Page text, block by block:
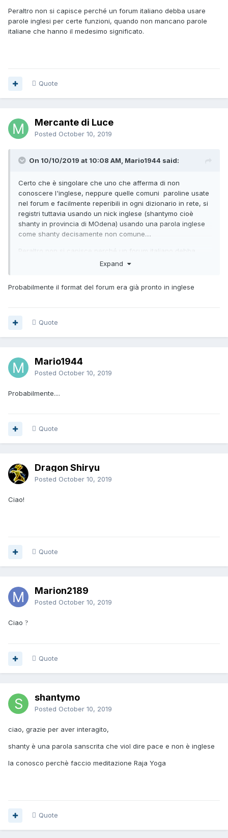
Peraltro non si capisce perché un forum italiano debba usare
parole inglesi per certe funzioni, quando non mancano parole
italiane che hanno il medesimo significato.
Quote
Mercante di Luce
Posted October 10, 2019
On 10/10/2019 at 10:08 AM, Mario1944 said:
Certo che è singolare che uno che afferma di non
conoscere l'inglese, neppure quelle comuni paroline usate
nel forum e facilmente reperibili in ogni dizionario in rete, si
registri tuttavia usando un nick inglese (shantymo cioè
shanty in provincia di MOdena) usando una parola inglese
come shanty decisamente non comune....
Peraltro non si capisce perché un forum italiano debba
usare parole inglesi per certe funzioni, quando non
Expand
Probabilmente il format del forum era già pronto in inglese
Quote
Mario1944
Posted October 10, 2019
Probabilmente....
Quote
Dragon Shiryu
Posted October 10, 2019
Ciao!
Quote
Marion2189
Posted October 10, 2019
Ciao ?
Quote
shantymo
Posted October 10, 2019
ciao, grazie per aver interagito,
shanty è una parola sanscrita che viol dire pace e non è inglese
la conosco perchè faccio meditazione Raja Yoga
Quote